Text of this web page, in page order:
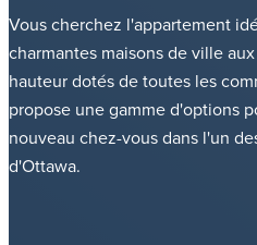
Vous cherchez l'appartement
charmantes maisons de ville
hauteur dotés de toutes les
propose une gamme d'options
nouveau chez-vous dans l'un
d'Ottawa.